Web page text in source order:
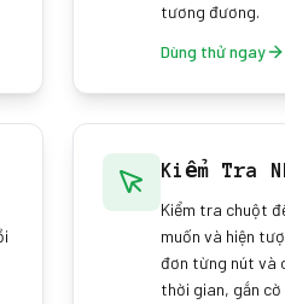
tương đương.
Dùng thử ngay
Kiểm Tra
Kiểm tra chuột
muốn và hiện
đơn từng nút và
thời gian, gắn cờ